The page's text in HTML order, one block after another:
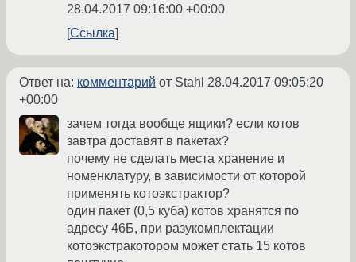
28.04.2017 09:16:00 +00:00
Ссылка
Ответ на: комментарий от Stahl 28.04.2017 09:05:20
+00:00
зачем тогда вообще ящики? если котов
завтра доставят в пакетах?
почему не сделать места хранение и
номенклатуру, в зависимости от которой
применять котоэкстрактор?
один пакет (0,5 куба) котов хранятся по
адресу 46Б, при разукомплектации
котоэкстракотором может стать 15 котов